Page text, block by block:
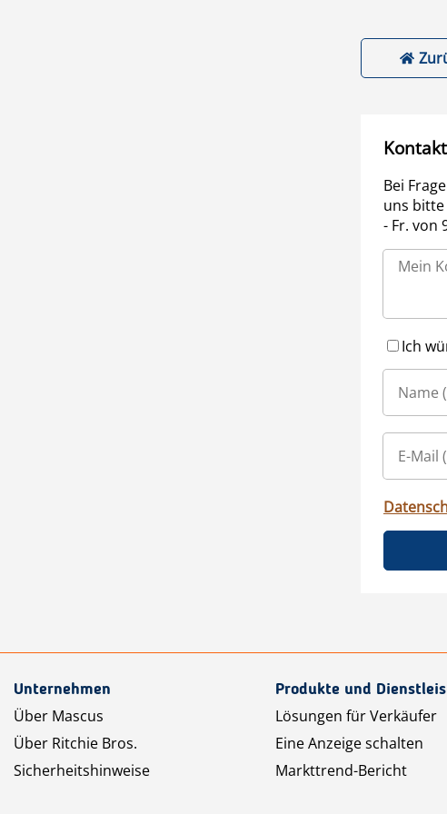
Bei
uns bitte
- Fr. von
Ich
Unternehmen
Über Mascus
Über Ritchie Bros.
Sicherheitshinweise
Produkte und
Lösungen für Verkäufer
Eine Anzeige schalten
Markttrend-Bericht